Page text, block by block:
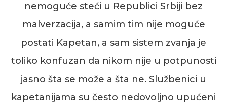
nemoguće steći u Republici Srbiji bez
malverzacija, a samim tim nije moguće
postati Kapetan, a sam sistem zvanja je
toliko konfuzan da nikom nije u potpunosti
jasno šta se može a šta ne. Službenici u
kapetanijama su često nedovoljno upućeni